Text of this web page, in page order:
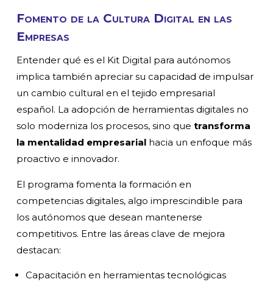
Fomento de la Cultura Digital en las
Empresas
Entender qué es el Kit Digital para autónomos
implica también apreciar su capacidad de impulsar
un cambio cultural en el tejido empresarial
español. La adopción de herramientas digitales no
solo moderniza los procesos, sino quetransforma
la mentalidad empresarial hacia un enfoque más
proactivo e innovador.
El programa fomenta la formación en
competencias digitales, algo imprescindible para
los autónomos que desean mantenerse
competitivos. Entre las áreas clave de mejora
destacan:
Capacitación en herramientas tecnológicas